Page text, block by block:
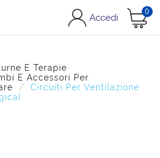
Accedi
0
E Terapie
E Accessori Per
Circuiti Per Ventilazione